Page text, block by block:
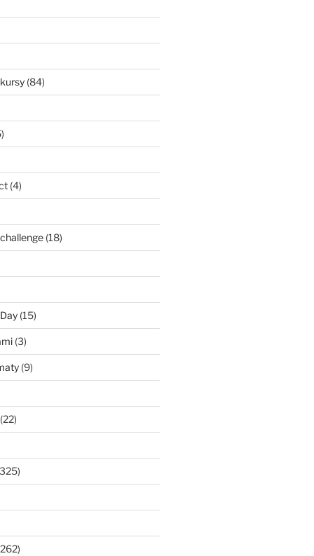
(84)
(4)
(18)
(15)
(3)
(9)